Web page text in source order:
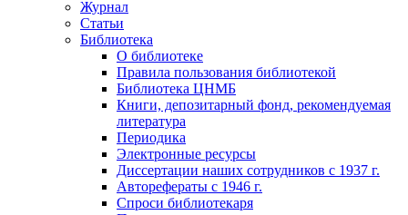
Журнал
Статьи
Библиотека
О библиотеке
Правила пользования библиотекой
Библиотека ЦНМБ
Книги, депозитарный фонд, рекомендуемая
литература
Периодика
Электронные ресурсы
Диссертации наших сотрудников с 1937 г.
Авторефераты с 1946 г.
Спроси библиотекаря